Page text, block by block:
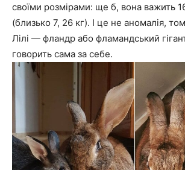
своїми розмірами: ще б, вона важить
(близько 7, 26 кг). І це не аномалія,
Лілі — фландр або фламандський
говорить сама за себе.